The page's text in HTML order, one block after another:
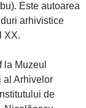
Este autoarea
arhivistice
XX.
la Muzeul
al Arhivelor
de